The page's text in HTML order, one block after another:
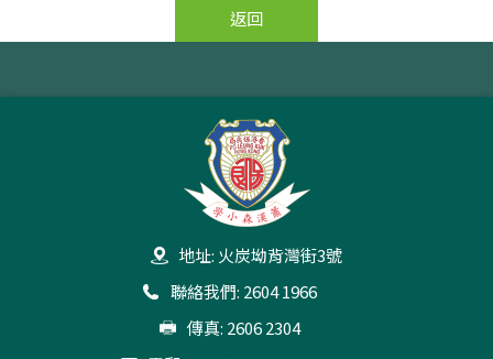
返回
地址: 火炭坳背灣街3號
聯絡我們: 2604 1966
傳真: 2606 2304